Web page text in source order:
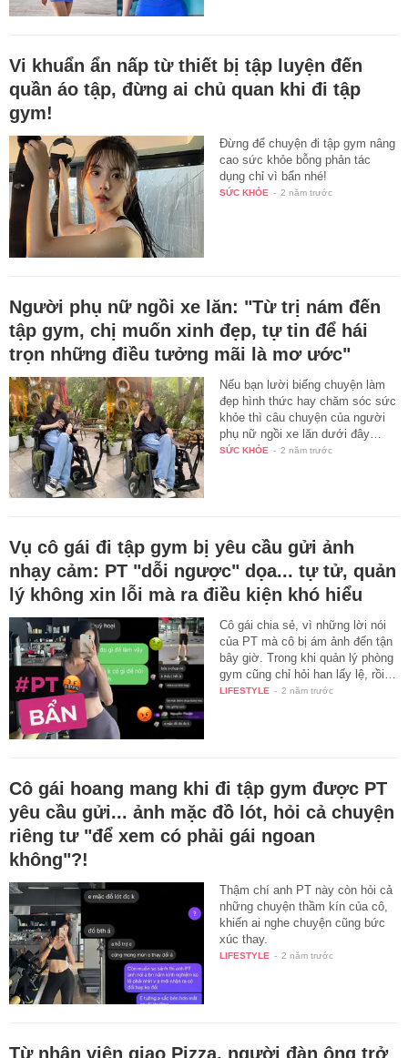
Vi khuẩn ẩn nấp từ thiết bị tập luyện đến
quần áo tập, đừng ai chủ quan khi đi tập
gym!
Đừng để chuyện đi tập gym nâng
cao sức khỏe bỗng phản tác
dụng chỉ vì bẩn nhé!
SỨC KHỎE - 2 năm trước
Người phụ nữ ngồi xe lăn: "Từ trị nám đến
tập gym, chị muốn xinh đẹp, tự tin để hái
trọn những điều tưởng mãi là mơ ước"
Nếu bạn lười biếng chuyện làm
đẹp hình thức hay chăm sóc sức
khỏe thì câu chuyện của người
phụ nữ ngồi xe lăn dưới đây…
SỨC KHỎE - 2 năm trước
Vụ cô gái đi tập gym bị yêu cầu gửi ảnh
nhạy cảm: PT "dỗi ngược" dọa... tự tử, quản
lý không xin lỗi mà ra điều kiện khó hiểu
Cô gái chia sẻ, vì những lời nói
của PT mà cô bị ám ảnh đến tận
bây giờ. Trong khi quản lý phòng
gym cũng chỉ hỏi han lấy lệ, rồi…
LIFESTYLE - 2 năm trước
Cô gái hoang mang khi đi tập gym được PT
yêu cầu gửi... ảnh mặc đồ lót, hỏi cả chuyện
riêng tư "để xem có phải gái ngoan
không"?!
Thậm chí anh PT này còn hỏi cả
những chuyện thầm kín của cô,
khiến ai nghe chuyện cũng bức
xúc thay.
LIFESTYLE - 2 năm trước
Từ nhân viên giao Pizza, người đàn ông trở